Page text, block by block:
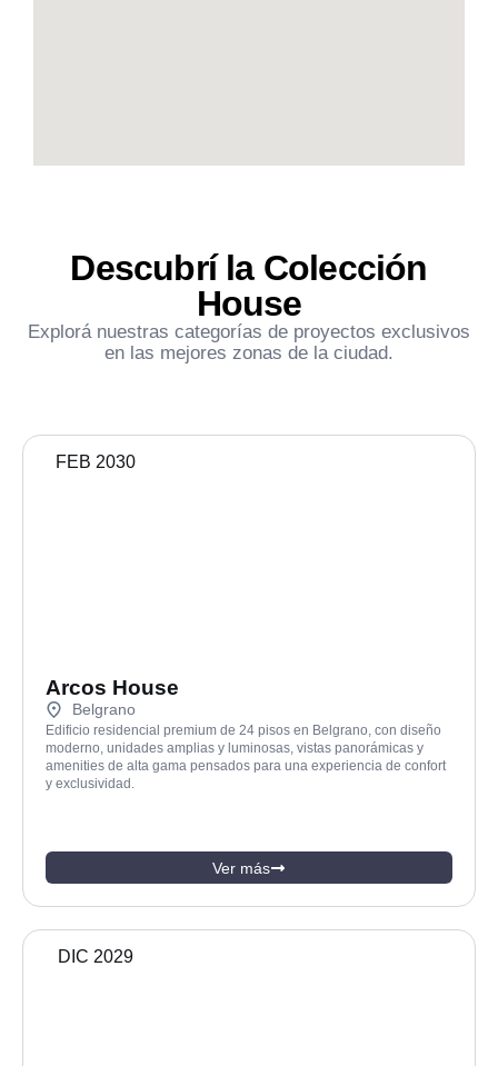
Descubrí la Colección
House
Explorá nuestras categorías de proyectos exclusivos
en las mejores zonas de la ciudad.
FEB 2030
Arcos House
Belgrano
Edificio residencial premium de 24 pisos en Belgrano, con diseño
moderno, unidades amplias y luminosas, vistas panorámicas y
amenities de alta gama pensados para una experiencia de confort
y exclusividad.
Ver más
DIC 2029